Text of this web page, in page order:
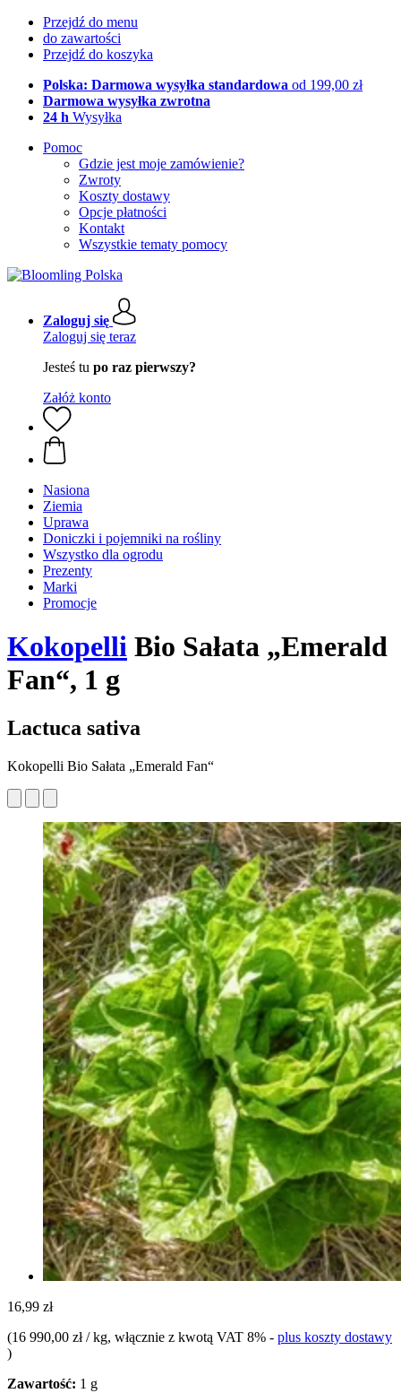
Przejdź do menu
do zawartości
Przejdź do koszyka
Polska: Darmowa wysyłka standardowa od 199,00 zł
Darmowa wysyłka zwrotna
24 h Wysyłka
Pomoc
Gdzie jest moje zamówienie?
Zwroty
Koszty dostawy
Opcje płatności
Kontakt
Wszystkie tematy pomocy
Zaloguj się
Zaloguj się teraz
Jesteś tu po raz pierwszy?
Załóż konto
Nasiona
Ziemia
Uprawa
Doniczki i pojemniki na rośliny
Wszystko dla ogrodu
Prezenty
Marki
Promocje
Kokopelli Bio Sałata „Emerald
Fan“, 1 g
Lactuca sativa
Kokopelli Bio Sałata „Emerald Fan“
16,99 zł
(16 990,00 zł / kg, włącznie z kwotą VAT 8% - plus koszty dostawy
)
Zawartość: 1 g